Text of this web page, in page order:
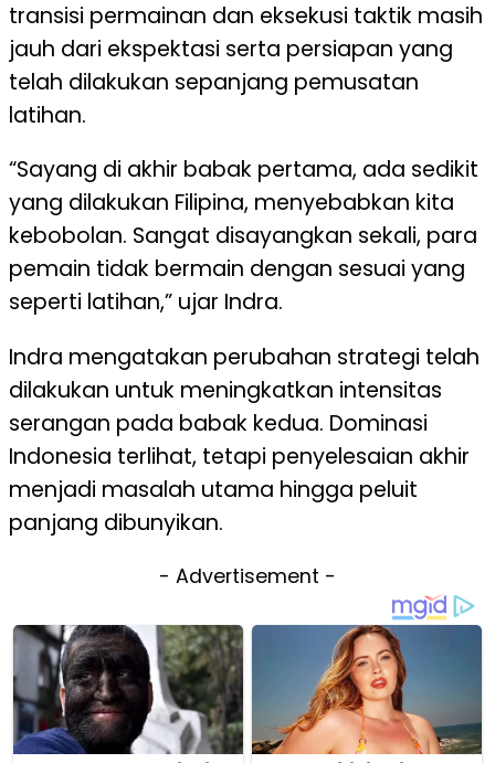
transisi permainan dan eksekusi taktik masih
jauh dari ekspektasi serta persiapan yang
telah dilakukan sepanjang pemusatan
latihan.
“Sayang di akhir babak pertama, ada sedikit
yang dilakukan Filipina, menyebabkan kita
kebobolan. Sangat disayangkan sekali, para
pemain tidak bermain dengan sesuai yang
seperti latihan,” ujar Indra.
Indra mengatakan perubahan strategi telah
dilakukan untuk meningkatkan intensitas
serangan pada babak kedua. Dominasi
Indonesia terlihat, tetapi penyelesaian akhir
menjadi masalah utama hingga peluit
panjang dibunyikan.
- Advertisement -